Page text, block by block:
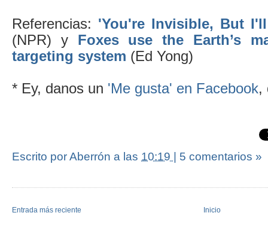
Referencias: 'You're Invisible, But
(NPR) y Foxes use the Earth’s
targeting system (Ed Yong)
* Ey, danos un 'Me gusta' en Facebook,
Escrito por Aberrón a las 10:19 | 5 comentarios »
Entrada más reciente Inicio